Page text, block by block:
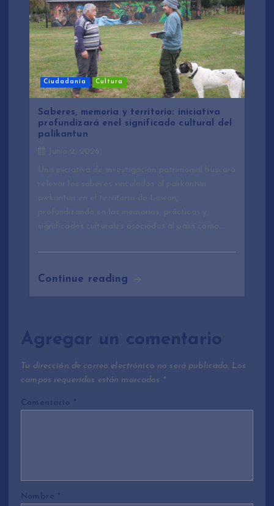
Ciudadanía Cultura
Saberes, memoria y territorio: iniciativa
profundizará enel significado cultural del
palikantun
Continue reading
Agregar un comentario
Tu dirección de correo electrónico no será publicada. Los
campos requeridos están marcados *
Comentario *
Nombre *